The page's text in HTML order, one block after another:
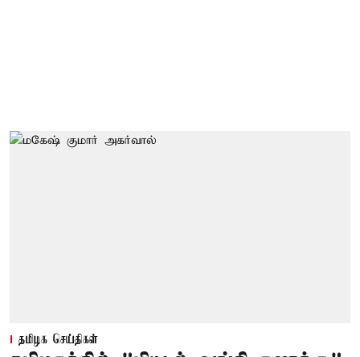
தமிழக செய்திகள்